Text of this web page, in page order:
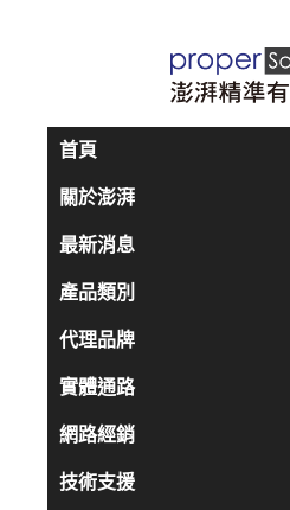
首頁
關於澎湃
最新消息
產品類別
代理品牌
實體通路
網路經銷
技術支援